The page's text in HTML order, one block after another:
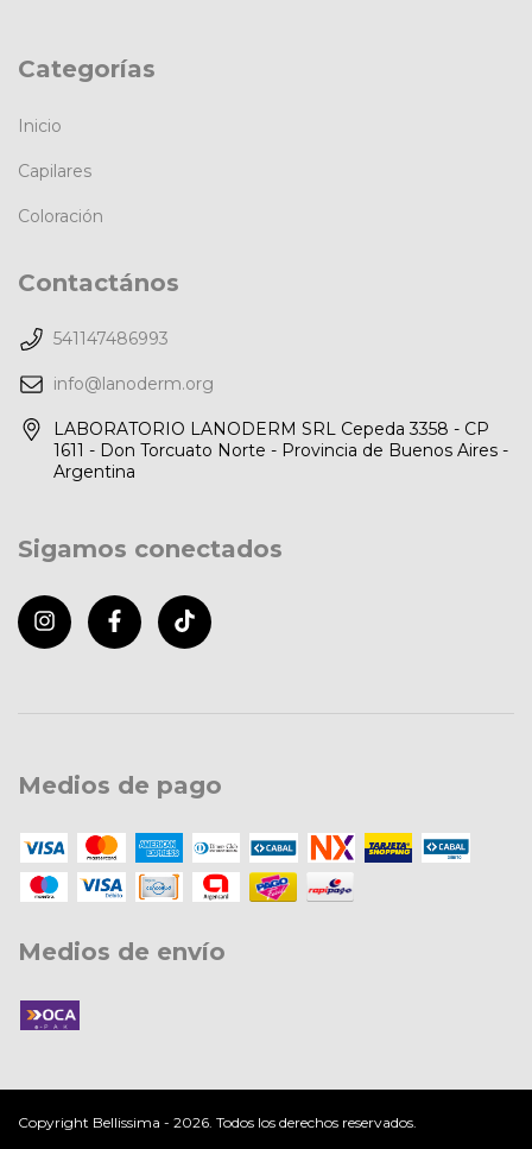
Categorías
Inicio
Capilares
Coloración
Contactános
541147486993
info@lanoderm.org
LABORATORIO LANODERM SRL Cepeda 3358 - CP
1611 - Don Torcuato Norte - Provincia de Buenos Aires -
Argentina
Sigamos conectados
Medios de pago
Medios de envío
Copyright Bellissima - 2026. Todos los derechos reservados.